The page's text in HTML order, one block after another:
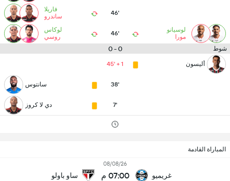
46'
فاريلا
ساندرو
لوسيانو
مورا
46'
لوكاس
روسي
شوط
0 - 0
أليسون 45' + 1
38' سانتوس
7' دي لا كروز
المباراة القادمة
غريميو
08/08/26
07:00 م ساو باولو